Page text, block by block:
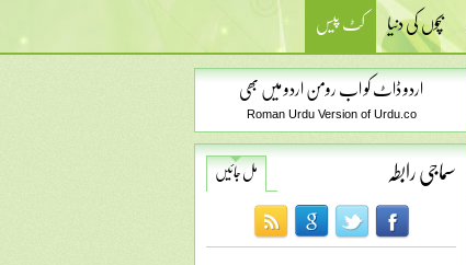
بچوں کی دنیا کٹ پیس
اردو ڈاٹ کو اب رومن اردو میں بھی
Roman Urdu Version of Urdu.co
سماجی رابطہ مل جائیں